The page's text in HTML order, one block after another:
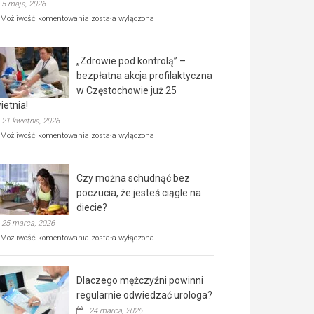
5 maja, 2026
Możliwość komentowania Rusza
rehabilitacji
dla
seniorów!
została wyłączona
„Zdrowie pod kontrolą” –
bezpłatna akcja profilaktyczna
w Częstochowie już 25
21 kwietnia, 2026
Możliwość komentowania „Zdrowie
bezpłatna
akcja
profilaktyczna
w
już
kwietnia!
została wyłączona
Czy można schudnąć bez
poczucia, że jesteś ciągle na
diecie?
25 marca, 2026
Możliwość komentowania Czy
poczucia,
że
została wyłączona
Dlaczego mężczyźni powinni
regularnie odwiedzać urologa?
24 marca, 2026